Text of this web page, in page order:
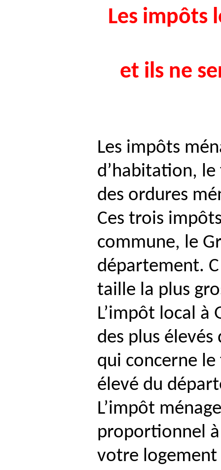
Les impôts
et ils ne
Les impôts
d’habitation,
des ordures
Ces trois
commune, le
département.
taille la plus
L’impôt local à
des plus
qui concerne
élevé du
L’impôt
proportionnel
votre